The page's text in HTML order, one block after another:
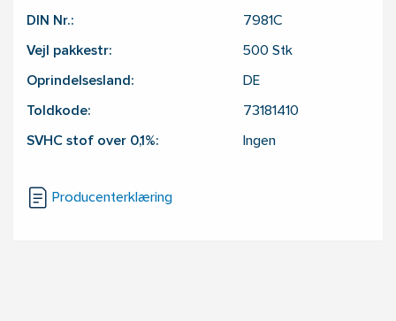
DIN Nr.: 7981C
Vejl pakkestr: 500 Stk
Oprindelsesland: DE
Toldkode: 73181410
SVHC stof over 0,1%: Ingen
Producenterklæring